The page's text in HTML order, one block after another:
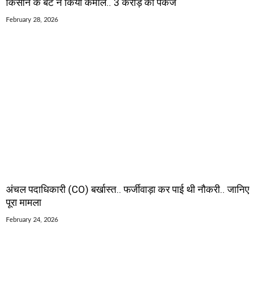
February 28, 2026
अंचल पदाधिकारी (CO) बर्खास्त.. फर्जीवाड़ा कर पाई थी नौकरी.. जानिए
पूरा मामला
February 24, 2026